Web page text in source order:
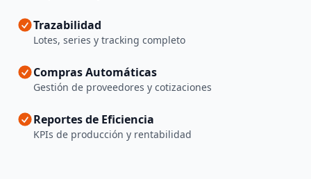
Trazabilidad
Lotes, series y tracking completo
Compras Automáticas
Gestión de proveedores y cotizaciones
Reportes de Eficiencia
KPIs de producción y rentabilidad